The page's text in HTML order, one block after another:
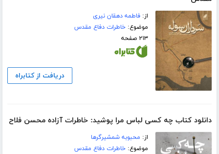
از:فاطمه دهقان نیری
موضوع:خاطرات دفاع مقدس
۲۱۳ صفحه
دریافت از کتابراه
دانلود کتاب چه کسی لباس مرا پوشید: خاطرات آزاده محسن فلاح
از: محبوبه شمشیرگرها
موضوع:خاطرات دفاع مقدس